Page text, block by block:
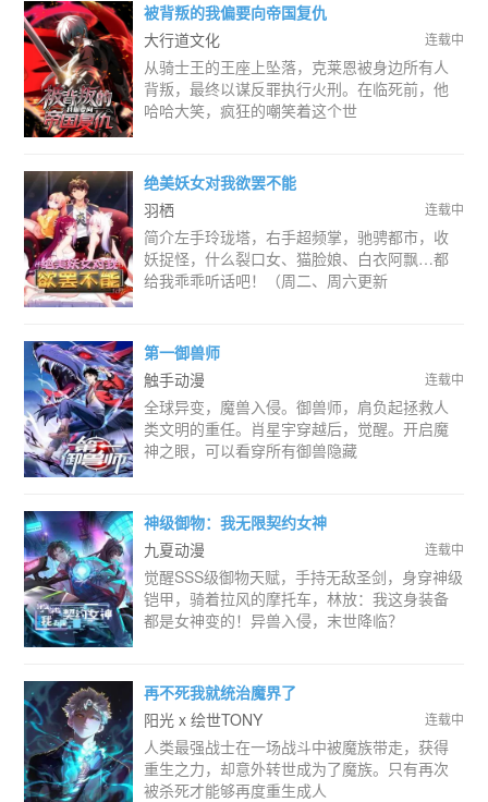
被背叛的我偏要向帝国复仇
大行道文化
连载中
从骑士王的王座上坠落，克莱恩被身边所有人
背叛，最终以谋反罪执行火刑。在临死前，他
哈哈大笑，疯狂的嘲笑着这个世
绝美妖女对我欲罢不能
羽栖
连载中
简介左手玲珑塔，右手超频掌，驰骋都市，收
妖捉怪，什么裂口女、猫脸娘、白衣阿飘…都
给我乖乖听话吧！（周二、周六更新
第一御兽师
触手动漫
连载中
全球异变，魔兽入侵。御兽师，肩负起拯救人
类文明的重任。肖星宇穿越后，觉醒。开启魔
神之眼，可以看穿所有御兽隐藏
神级御物：我无限契约女神
九夏动漫
连载中
觉醒SSS级御物天赋，手持无敌圣剑，身穿神级
铠甲，骑着拉风的摩托车，林放：我这身装备
都是女神变的！异兽入侵，末世降临？
再不死我就统治魔界了
阳光 x 绘世TONY
连载中
人类最强战士在一场战斗中被魔族带走，获得
重生之力，却意外转世成为了魔族。只有再次
被杀死才能够再度重生成人